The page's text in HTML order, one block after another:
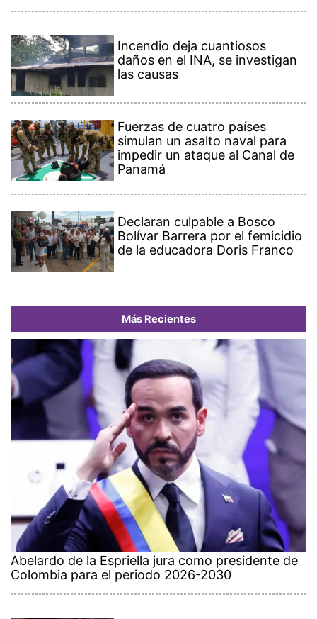
Incendio deja cuantiosos
daños en el INA, se investigan
las causas
Fuerzas de cuatro países
simulan un asalto naval para
impedir un ataque al Canal de
Panamá
Declaran culpable a Bosco
Bolívar Barrera por el femicidio
de la educadora Doris Franco
Más Recientes
Abelardo de la Espriella jura como presidente de
Colombia para el periodo 2026-2030